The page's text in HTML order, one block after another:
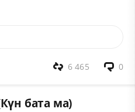
0
6 465
бата ма)